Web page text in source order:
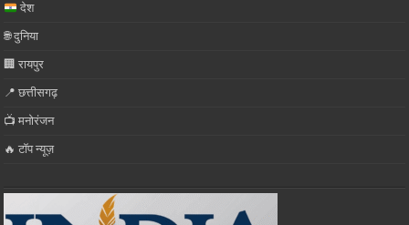
देश
🌐 दुनिया
🏢 रायपुर
📍 छत्तीसगढ़
📺 मनोरंजन
🔥 टॉप न्यूज़